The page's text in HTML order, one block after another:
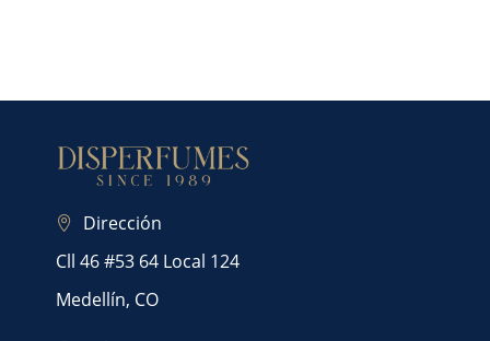
Dirección
Cll 46 #53 64 Local 124
Medellín, CO